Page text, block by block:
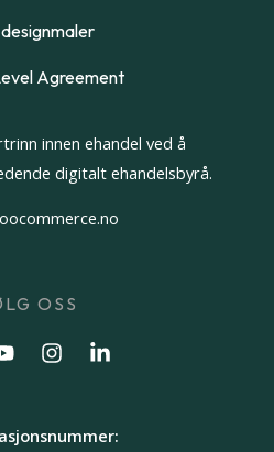
Agreement
innen ehandel ved å
digitalt ehandelsbyrå.
OSS